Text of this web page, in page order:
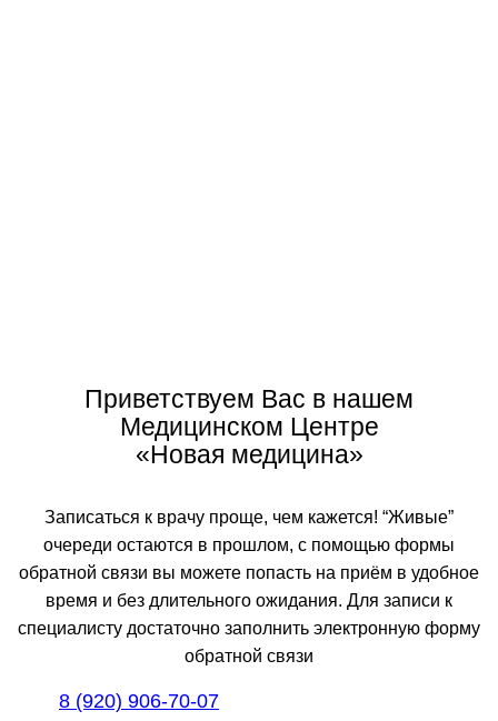
Приветствуем Вас в нашем
Медицинском Центре
«Новая медицина»
Записаться к врачу проще, чем кажется! “Живые”
очереди остаются в прошлом, с помощью формы
обратной связи вы можете попасть на приём в удобное
время и без длительного ожидания. Для записи к
специалисту достаточно заполнить электронную форму
обратной связи
8 (920) 906-70-07